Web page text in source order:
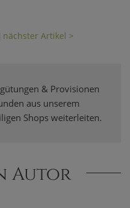
nächster Artikel >
& Provisionen
aus unserem
Shops weiterleiten.
Autor